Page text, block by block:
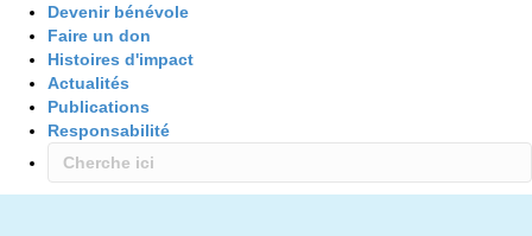
Devenir bénévole
Faire un don
Histoires d'impact
Actualités
Publications
Responsabilité